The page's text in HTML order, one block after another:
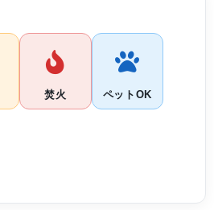
釣った魚は
元産のお肉
宿泊施設も
焚火 ペットOK